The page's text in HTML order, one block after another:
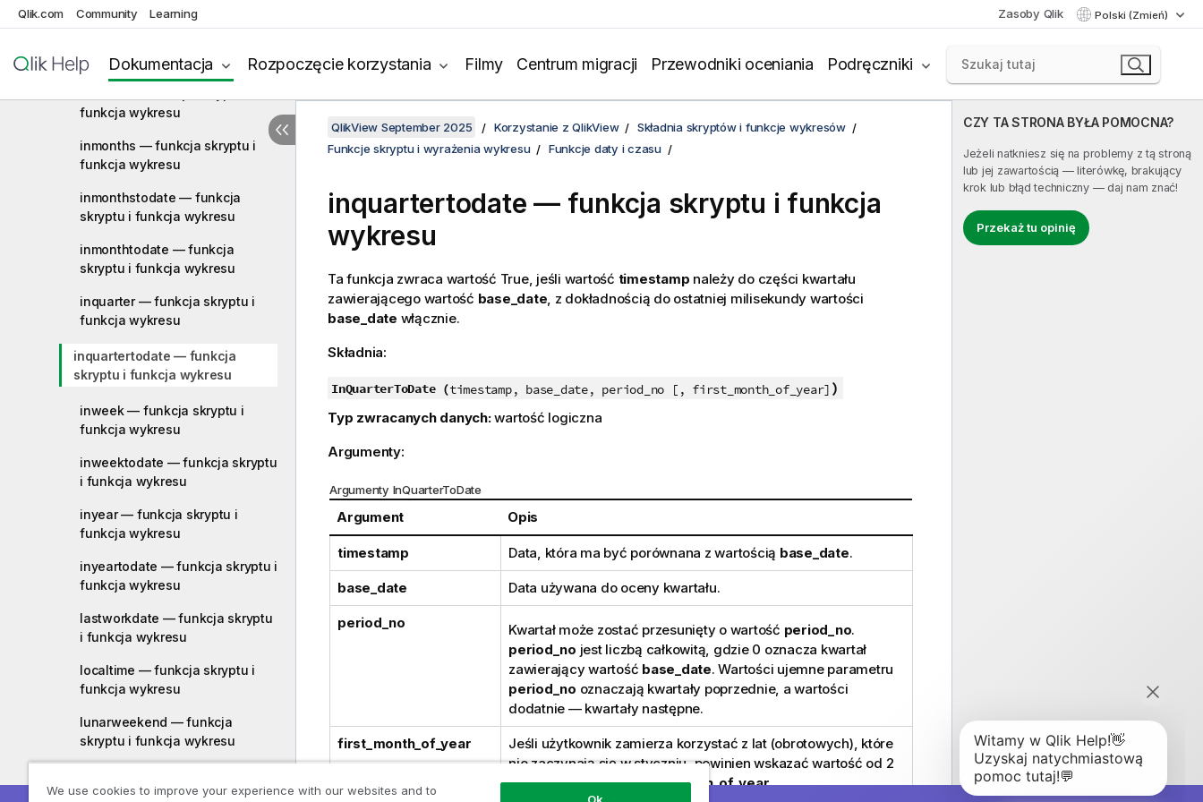
Qlik.com Community Learning Zasoby Qlik Polski (Zmień)
Dokumentacja Rozpoczęcie korzystania Filmy Centrum migracji Przewodniki oceniania Podręczniki
funkcja wykresu
skryptu i funkcja wykresu
funkcja wykresu
inmonths — funkcja skryptu i
funkcja wykresu
inmonthstodate — funkcja
skryptu i funkcja wykresu
inmonthtodate — funkcja
skryptu i funkcja wykresu
inquarter — funkcja skryptu i
funkcja wykresu
inquartertodate — funkcja
skryptu i funkcja wykresu
inweek — funkcja skryptu i
funkcja wykresu
inweektodate — funkcja skryptu
i funkcja wykresu
inyear — funkcja skryptu i
funkcja wykresu
inyeartodate — funkcja skryptu i
funkcja wykresu
lastworkdate — funkcja skryptu
i funkcja wykresu
localtime — funkcja skryptu i
funkcja wykresu
lunarweekend — funkcja
skryptu i funkcja wykresu
skryptu i funkcja wykresu
CZY TA STRONA BYŁA POMOCNA?
Jeżeli natkniesz się na problemy z tą stroną
lub jej zawartością — literówkę, brakujący
krok lub błąd techniczny — daj nam znać!
Przekaż tu opinię
QlikView September 2025 Korzystanie z QlikView
Składnia skryptów i funkcje wykresów
Funkcje skryptu i wyrażenia wykresu
Funkcje daty i czasu
inquartertodate — funkcja skryptu i funkcja
wykresu
Ta funkcja zwraca wartość True, jeśli wartość timestamp należy do części kwartału
zawierającego wartość base_date, z dokładnością do ostatniej milisekundy wartości
base_date włącznie.
Składnia:
InQuarterToDate (timestamp, base_date, period_no [, first_month_of_year] )
Typ zwracanych danych:wartość logiczna
Argumenty:
Argumenty InQuarterToDate
Argument Opis
timestamp Data, która ma być porównana z wartością base_date.
base_date Data używana do oceny kwartału.
period_no Kwartał może zostać przesunięty o wartość period_no.
period_no jest liczbą całkowitą, gdzie 0 oznacza kwartał
zawierający wartość base_date. Wartości ujemne parametru
period_no oznaczają kwartały poprzednie, a wartości
dodatnie — kwartały następne.
first_month_of_year
Jeśli użytkownik zamierza korzystać z lat (obrotowych), które
nie zaczynają się w styczniu, powinien wskazać wartość od 2
do 12 jako parametrfirst_month_of_year.
We use cookies to improve your experience with our websites and to